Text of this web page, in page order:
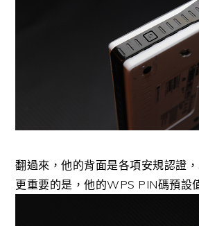
翻過來，他的背面是各項安規認證
更重要的是，他的WPS PIN碼預設